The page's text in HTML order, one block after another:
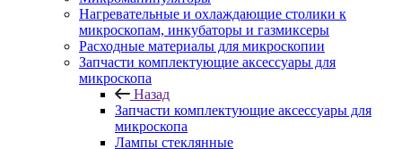
Нагревательные и охлаждающие столики к
микроскопам, инкубаторы и газмиксеры
Расходные материалы для микроскопии
Запчасти комплектующие аксессуары для
микроскопа
Назад
Запчасти комплектующие аксессуары для
микроскопа
Лампы стеклянные